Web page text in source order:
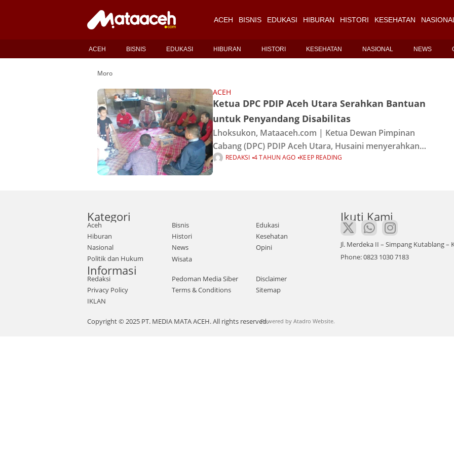
ACEH BISNIS EDUKASI HIBURAN HISTORI KESEHATAN NASIONAL
ACEH BISNIS EDUKASI HIBURAN HISTORI KESEHATAN NASIONAL NEWS
Moro
ACEH
Ketua DPC PDIP Aceh Utara Serahkan Bantuan
untuk Penyandang Disabilitas
Lhoksukon, Mataaceh.com | Ketua Dewan Pimpinan
Cabang (DPC) PDIP Aceh Utara, Husaini menyerahkan
bantuan uang tunai dan bahan pokok untuk keluarga
penyandang disabilitas. Husaini bersama rombongan
REDAKSI 4 TAHUN AGO KEEP READING
Kategori
Aceh Bisnis
Edukasi
Hiburan
Histori
Kesehatan
Nasional
News
Opini
Politik dan Hukum
Wisata
Informasi
Redaksi Pedoman Media Siber
Disclaimer
Privacy Policy
Terms & Conditions
Sitemap
IKLAN
Ikuti Kami
Jl. Merdeka II – Simpang Kutablang –
Phone: 0823 1030 7183
Copyright © 2025 PT. MEDIA MATA ACEH. All rights reserved.Powered by Atadro Website.